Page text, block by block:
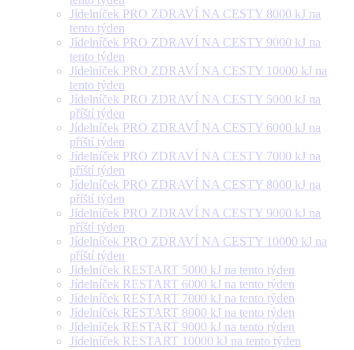
Jídelníček PRO ZDRAVÍ NA CESTY 8000 kJ na
tento týden
Jídelníček PRO ZDRAVÍ NA CESTY 9000 kJ na
tento týden
Jídelníček PRO ZDRAVÍ NA CESTY 10000 kJ na
tento týden
Jídelníček PRO ZDRAVÍ NA CESTY 5000 kJ na
příští týden
Jídelníček PRO ZDRAVÍ NA CESTY 6000 kJ na
příští týden
Jídelníček PRO ZDRAVÍ NA CESTY 7000 kJ na
příští týden
Jídelníček PRO ZDRAVÍ NA CESTY 8000 kJ na
příští týden
Jídelníček PRO ZDRAVÍ NA CESTY 9000 kJ na
příští týden
Jídelníček PRO ZDRAVÍ NA CESTY 10000 kJ na
příští týden
Jídelníček RESTART 5000 kJ na tento týden
Jídelníček RESTART 6000 kJ na tento týden
Jídelníček RESTART 7000 kJ na tento týden
Jídelníček RESTART 8000 kJ na tento týden
Jídelníček RESTART 9000 kJ na tento týden
Jídelníček RESTART 10000 kJ na tento týden